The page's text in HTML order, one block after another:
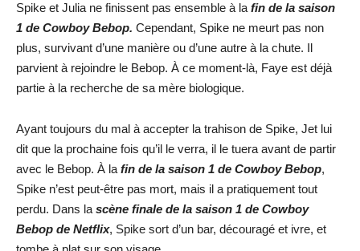
Spike et Julia ne finissent pas ensemble à la fin de la saison
1 de Cowboy Bebop. Cependant, Spike ne meurt pas non
plus, survivant d’une manière ou d’une autre à la chute. Il
parvient à rejoindre le Bebop. À ce moment-là, Faye est déjà
partie à la recherche de sa mère biologique.
Ayant toujours du mal à accepter la trahison de Spike, Jet lui
dit que la prochaine fois qu’il le verra, il le tuera avant de partir
avec le Bebop. À la fin de la saison 1 de Cowboy Bebop,
Spike n’est peut-être pas mort, mais il a pratiquement tout
perdu. Dans la scène finale de la saison 1 de Cowboy
Bebop de Netflix, Spike sort d’un bar, découragé et ivre, et